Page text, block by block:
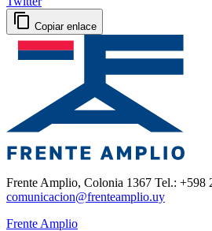
Copiar enlace
Frente Amplio, Colonia 1367 Tel.: +598
comunicacion@frenteamplio.uy
Frente Amplio